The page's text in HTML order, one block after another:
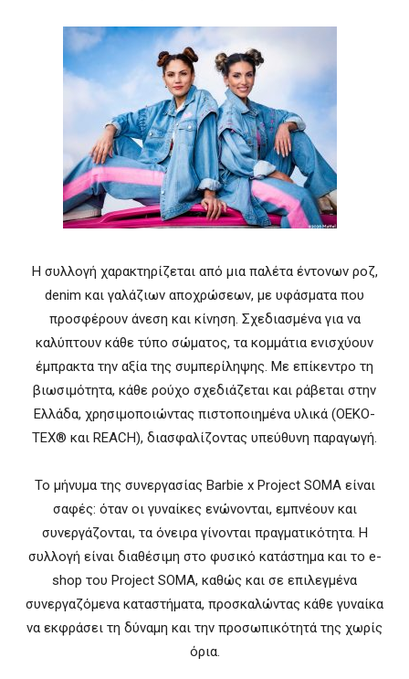
Η συλλογή χαρακτηρίζεται από μια παλέτα έντονων ροζ,
denim και γαλάζιων αποχρώσεων, με υφάσματα που
προσφέρουν άνεση και κίνηση. Σχεδιασμένα για να
καλύπτουν κάθε τύπο σώματος, τα κομμάτια ενισχύουν
έμπρακτα την αξία της συμπερίληψης. Με επίκεντρο τη
βιωσιμότητα, κάθε ρούχο σχεδιάζεται και ράβεται στην
Ελλάδα, χρησιμοποιώντας πιστοποιημένα υλικά (OEKO-
TEX® και REACH), διασφαλίζοντας υπεύθυνη παραγωγή.
Το μήνυμα της συνεργασίας Barbie x Project SOMA είναι
σαφές: όταν οι γυναίκες ενώνονται, εμπνέουν και
συνεργάζονται, τα όνειρα γίνονται πραγματικότητα. Η
συλλογή είναι διαθέσιμη στο φυσικό κατάστημα και το e-
shop του Project SOMA, καθώς και σε επιλεγμένα
συνεργαζόμενα καταστήματα, προσκαλώντας κάθε γυναίκα
να εκφράσει τη δύναμη και την προσωπικότητά της χωρίς
όρια.